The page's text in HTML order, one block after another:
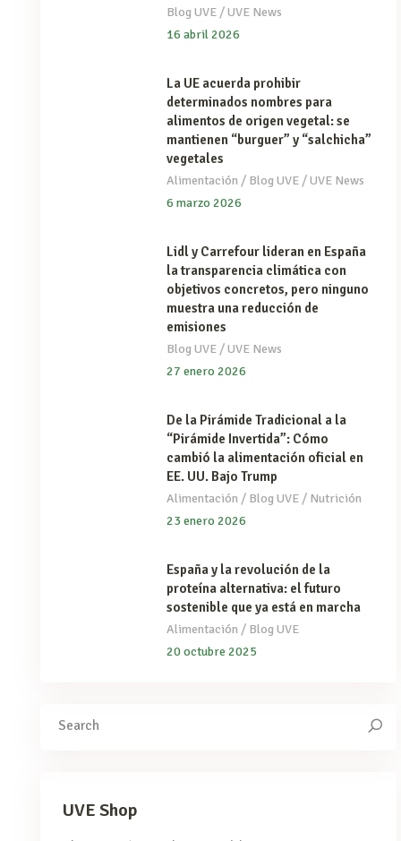
Blog UVE/UVE News
16 abril 2026
La UE acuerda prohibir
determinados nombres para
alimentos de origen vegetal: se
mantienen “burguer” y “salchicha”
vegetales
Alimentación / Blog UVE/UVE News
6 marzo 2026
Lidl y Carrefour lideran en España
la transparencia climática con
objetivos concretos, pero ninguno
muestra una reducción de
emisiones
Blog UVE/UVE News
27 enero 2026
De la Pirámide Tradicional a la
“Pirámide Invertida”: Cómo
cambió la alimentación oficial en
EE. UU. Bajo Trump
Alimentación / Blog UVE/ Nutrición
23 enero 2026
España y la revolución de la
proteína alternativa: el futuro
sostenible que ya está en marcha
Alimentación / Blog UVE
20 octubre 2025
UVE Shop